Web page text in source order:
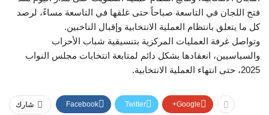
فتح اللجان في التاسعة صباحاً حتى غلقها في التاسعة مساءً، لرصد
كل ما يتعلق بانتظام العملية الانتخابية وإقبال الناخبين.
وتواصل غرفة العمليات المركزية بتنسيقية شباب الأحزاب
والسياسيين، انعقادها بشكل دائم لمتابعة انتخابات مجلس النواب
2025، حتى انتهاء العملية الانتخابية.
شارك Facebook Twitter Google+